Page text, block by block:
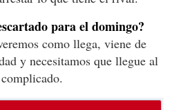
para el domingo?
como llega, viene de
y necesitamos que llegue al